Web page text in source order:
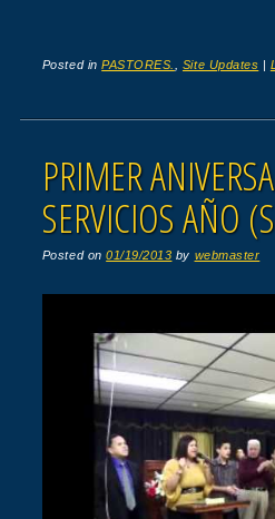
Posted inPASTORES. Site Updates |
PRIMER
SERVICIOS AÑO
Posted on01/19/2013 by webmaster